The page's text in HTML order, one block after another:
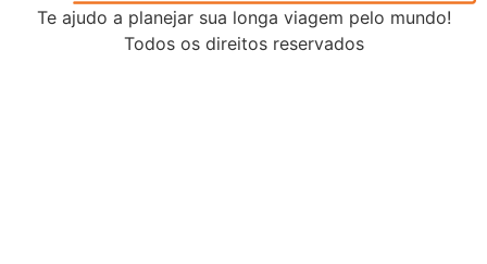
Te ajudo a planejar sua longa viagem pelo mundo!
Todos os direitos reservados